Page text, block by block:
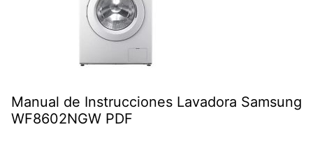
Manual de Instrucciones Lavadora Samsung
WF8602NGW PDF